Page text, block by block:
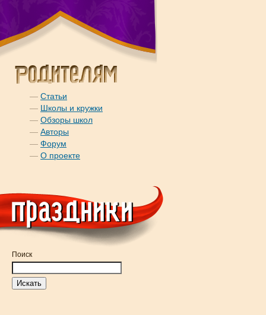
— Статьи
— Школы и кружки
— Обзоры школ
— Авторы
— Форум
— О проекте
Поиск